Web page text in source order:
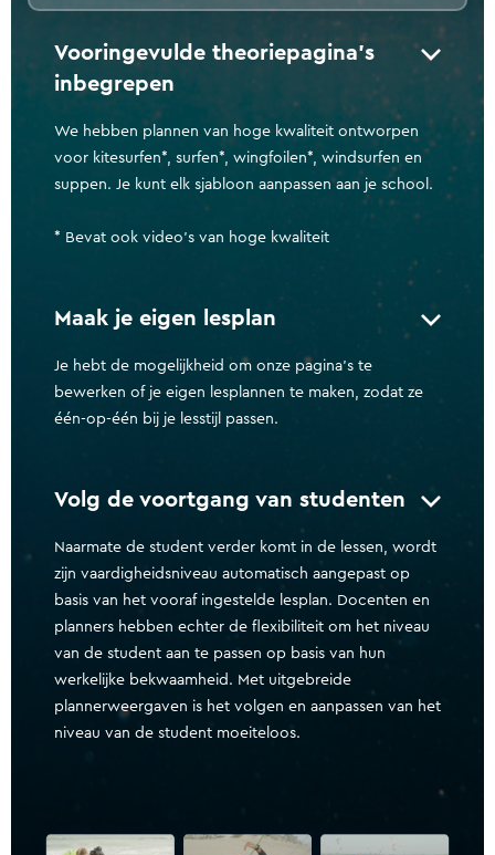
Vooringevulde theoriepagina's
inbegrepen
We hebben plannen van hoge kwaliteit ontworpen
voor kitesurfen*, surfen*, wingfoilen*, windsurfen en
suppen. Je kunt elk sjabloon aanpassen aan je school.
* Bevat ook video's van hoge kwaliteit
Maak je eigen lesplan
Je hebt de mogelijkheid om onze pagina's te
bewerken of je eigen lesplannen te maken, zodat ze
één-op-één bij je lesstijl passen.
Volg de voortgang van studenten
Naarmate de student verder komt in de lessen, wordt
zijn vaardigheidsniveau automatisch aangepast op
basis van het vooraf ingestelde lesplan. Docenten en
planners hebben echter de flexibiliteit om het niveau
van de student aan te passen op basis van hun
werkelijke bekwaamheid. Met uitgebreide
plannerweergaven is het volgen en aanpassen van het
niveau van de student moeiteloos.